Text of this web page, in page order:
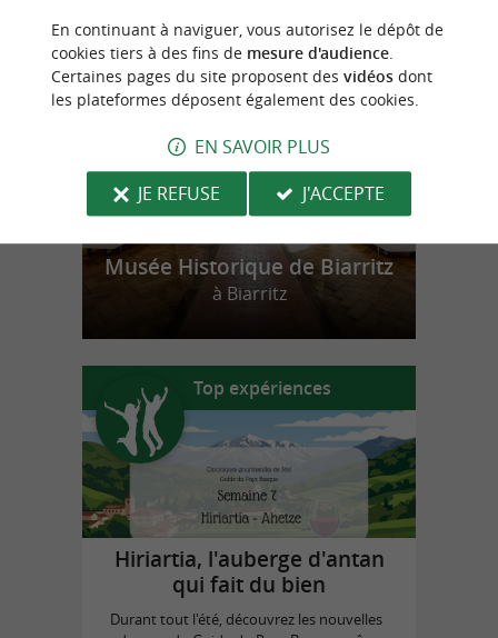
n
o
t
r
e
c
o
u
p
d
e
c
o
e
u
r
Musée Historique de Biarritz
à Biarritz
Top expériences
Hiriartia, l'auberge d'antan
qui fait du bien
Durant tout l'été, découvrez les nouvelles
En continuant à naviguer, vous autorisez le dépôt de
cookies tiers à des fins de mesure d'audience.
Certaines pages du site proposent des vidéosdont
les plateformes déposent également des cookies.
EN SAVOIR PLUS
JE REFUSE
J'ACCEPTE